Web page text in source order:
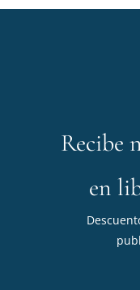
Recibe
en